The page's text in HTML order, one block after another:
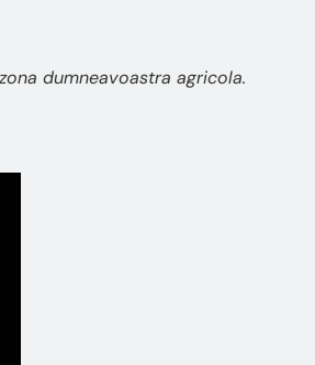
dumneavoastra agricola.